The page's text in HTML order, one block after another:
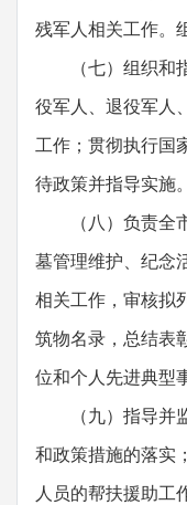
残军人相关工作。
（七）组织和指
役军人、退役军人
工作；贯彻执行国
待政策并指导实施。
（八）负责全市
墓管理维护、纪念
相关工作，审核拟
筑物名录，总结表
位和个人先进典型
（九）指导并监
和政策措施的落实
人员的帮扶援助工